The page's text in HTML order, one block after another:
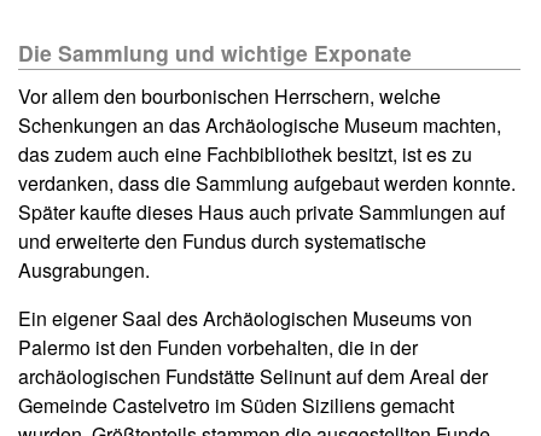
Die Sammlung und wichtige Exponate
Vor allem den bourbonischen Herrschern, welche
Schenkungen an das Archäologische Museum machten,
das zudem auch eine Fachbibliothek besitzt, ist es zu
verdanken, dass die Sammlung aufgebaut werden konnte.
Später kaufte dieses Haus auch private Sammlungen auf
und erweiterte den Fundus durch systematische
Ausgrabungen.
Ein eigener Saal des Archäologischen Museums von
Palermo ist den Funden vorbehalten, die in der
archäologischen Fundstätte Selinunt auf dem Areal der
Gemeinde Castelvetro im Süden Siziliens gemacht